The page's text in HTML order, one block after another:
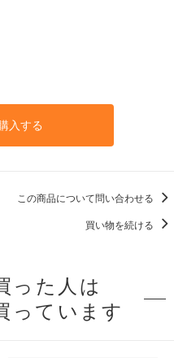
入する
この商品について問い合わせる
買い物を続ける
った人は
っています